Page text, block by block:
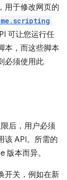
用于修改网页的
可让您运行任
本，而这些脚本
必须使用此
后，用户必须
该 API。所需的
版本而异。
开关，例如在新